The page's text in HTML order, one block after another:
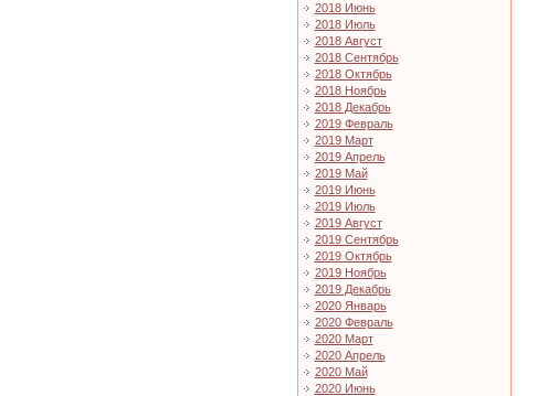
2018 Июнь
2018 Июль
2018 Август
2018 Сентябрь
2018 Октябрь
2018 Ноябрь
2018 Декабрь
2019 Февраль
2019 Март
2019 Апрель
2019 Май
2019 Июнь
2019 Июль
2019 Август
2019 Сентябрь
2019 Октябрь
2019 Ноябрь
2019 Декабрь
2020 Январь
2020 Февраль
2020 Март
2020 Апрель
2020 Май
2020 Июнь